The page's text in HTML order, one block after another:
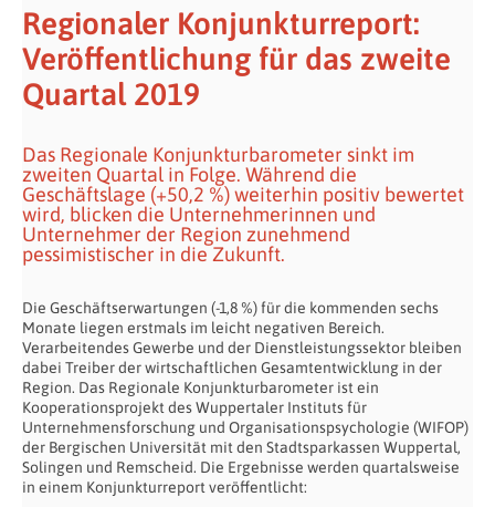
Regionaler Konjunkturreport:
Veröffentlichung für das zweite
Quartal 2019
Das Regionale Konjunkturbarometer sinkt im
zweiten Quartal in Folge. Während die
Geschäftslage (+50,2 %) weiterhin positiv bewertet
wird, blicken die Unternehmerinnen und
Unternehmer der Region zunehmend
pessimistischer in die Zukunft.
Die Geschäftserwartungen (-1,8 %) für die kommenden sechs
Monate liegen erstmals im leicht negativen Bereich.
Verarbeitendes Gewerbe und der Dienstleistungssektor bleiben
dabei Treiber der wirtschaftlichen Gesamtentwicklung in der
Region. Das Regionale Konjunkturbarometer ist ein
Kooperationsprojekt des Wuppertaler Instituts für
Unternehmensforschung und Organisationspsychologie (WIFOP)
der Bergischen Universität mit den Stadtsparkassen Wuppertal,
Solingen und Remscheid. Die Ergebnisse werden quartalsweise
in einem Konjunkturreport veröffentlicht: